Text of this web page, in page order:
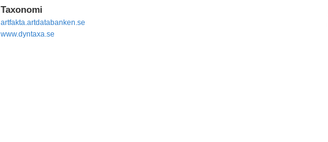
Taxonomi
artfakta.artdatabanken.se
www.dyntaxa.se